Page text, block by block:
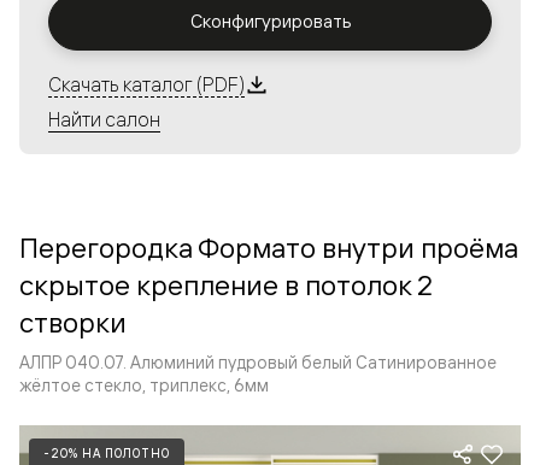
решения в интерьере и варьировать освещённость.
Алюминиевые перегородки имеют единый профиль
с алюминиевыми дверьми и легко сочетаются в одном
алюминиевых перегородок и дверей координируется
со стеновыми панелями Волховец.
Сконфигурировать
Скачать каталог (PDF)
Найти салон
Перегородка Формато внутри проёма
скрытое крепление в потолок 2
створки
АЛПР 040.07. Алюминий пудровый белый Сатинированное
жёлтое стекло, триплекс, 6мм
-20% НА ПОЛОТНО